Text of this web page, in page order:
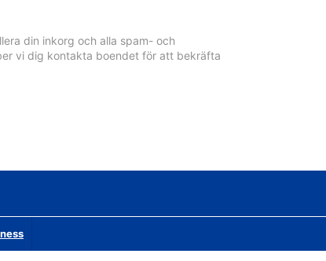
din inkorg och alla spam- och
vi dig kontakta boendet för att bekräfta